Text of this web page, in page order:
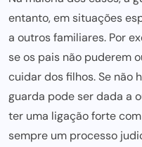
entanto, em situações
a outrosfamiliares. Por
se os pais não puderem
cuidar dos filhos. Se não
guarda pode serdada a
ter uma ligação forte
sempre um processo